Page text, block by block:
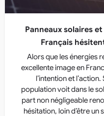
Panneaux solaires
Français
Alors que les énergies
excellente image en
l’intention et
population voit dans le
part non négligeable
hésitation, loin d’être un